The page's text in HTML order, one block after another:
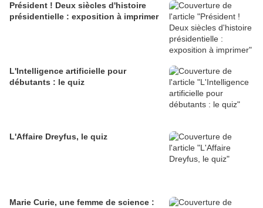
Président ! Deux siècles d'histoire
présidentielle : exposition à imprimer
L'Intelligence artificielle pour
débutants : le quiz
L'Affaire Dreyfus, le quiz
Marie Curie, une femme de science :